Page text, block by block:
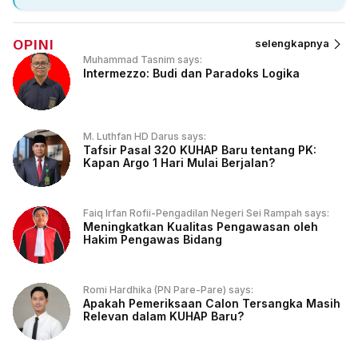
OPINI selengkapnya
Muhammad Tasnim says:
Intermezzo: Budi dan Paradoks Logika
M. Luthfan HD Darus says:
Tafsir Pasal 320 KUHAP Baru tentang PK:
Kapan Argo 1 Hari Mulai Berjalan?
Faiq Irfan Rofii-Pengadilan Negeri Sei Rampah says:
Meningkatkan Kualitas Pengawasan oleh
Hakim Pengawas Bidang
Romi Hardhika (PN Pare-Pare) says:
Apakah Pemeriksaan Calon Tersangka Masih
Relevan dalam KUHAP Baru?